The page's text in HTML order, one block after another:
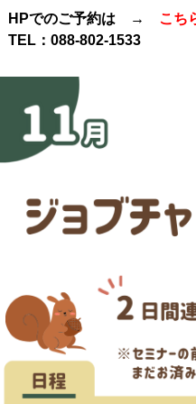
HPでのご予約は → こち
TEL：088-802-1533